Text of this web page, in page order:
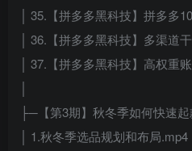
│ 35.【拼多多黑科技】拼多多
│ 36.【拼多多黑科技】多渠道
│ 37.【拼多多黑科技】高权重
├─【第3期】秋冬季如何快速
│ 1.秋冬季选品规划和布局.mp4